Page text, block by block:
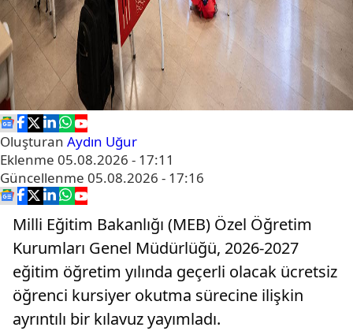
Oluşturan Aydın Uğur
Eklenme 05.08.2026 - 17:11
Güncellenme 05.08.2026 - 17:16
Milli Eğitim Bakanlığı (MEB) Özel Öğretim
Kurumları Genel Müdürlüğü, 2026-2027
eğitim öğretim yılında geçerli olacak ücretsiz
öğrenci kursiyer okutma sürecine ilişkin
ayrıntılı bir kılavuz yayımladı.